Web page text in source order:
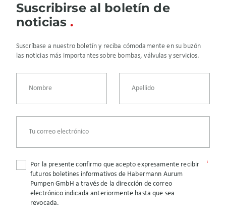
Suscribirse al boletín de
noticias
Suscríbase a nuestro boletín y reciba cómodamente en su buzón
las noticias más importantes sobre bombas, válvulas y servicios.
Por la presente confirmo que acepto expresamente recibir
futuros boletines informativos de Habermann Aurum
Pumpen GmbH a través de la dirección de correo
electrónico indicada anteriormente hasta que sea
revocada.